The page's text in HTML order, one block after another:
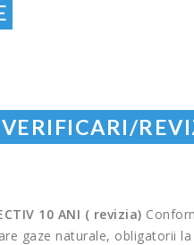
10 ANI ( revizia)
gaze naturale, obligatorii